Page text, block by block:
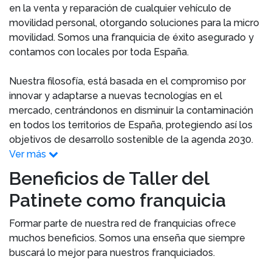
en la venta y reparación de cualquier vehículo de
movilidad personal, otorgando soluciones para la micro
movilidad. Somos una franquicia de éxito asegurado y
contamos con locales por toda España.
Nuestra filosofía, está basada en el compromiso por
innovar y adaptarse a nuevas tecnologías en el
mercado, centrándonos en disminuir la contaminación
en todos los territorios de España, protegiendo así los
objetivos de desarrollo sostenible de la agenda 2030.
Ver más
Beneficios de Taller del
Patinete como franquicia
Formar parte de nuestra red de franquicias ofrece
muchos beneficios. Somos una enseña que siempre
buscará lo mejor para nuestros franquiciados.